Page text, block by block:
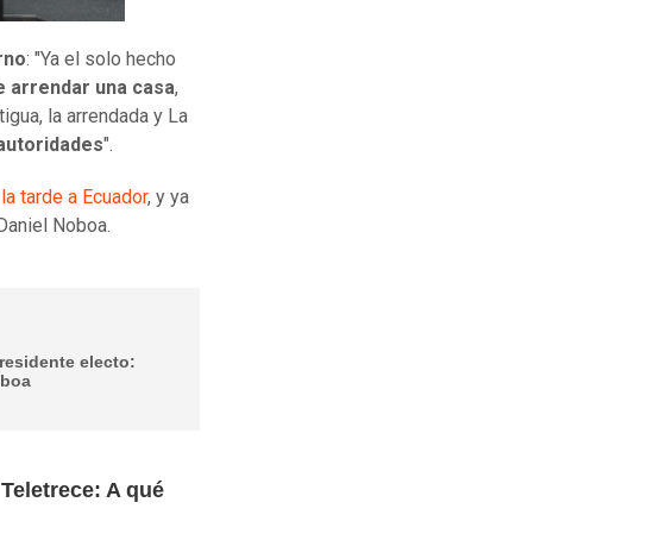
: "Ya el solo hecho
arrendar una casa,
la arrendada y La
".
tarde a Ecuador, y ya
Noboa.
electo:
A qué